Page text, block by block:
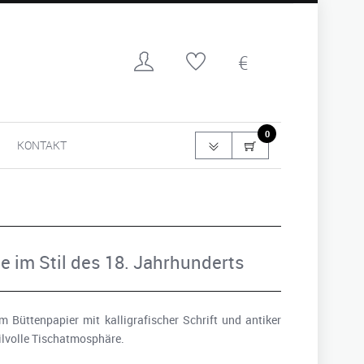
KONTAKT
0
im Stil des 18. Jahrhunderts
Büttenpapier mit kalligrafischer Schrift und antiker
Tischatmosphäre.